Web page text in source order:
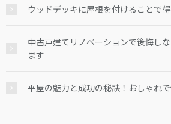
ウッドデッキに屋根を付けることで
中古戸建てリノベーションで後悔し
ます
平屋の魅力と成功の秘訣！おしゃれ